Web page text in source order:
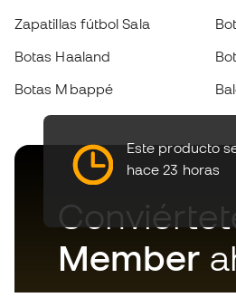
Este producto
hace 23 horas
Zapatillas fútbol Sala
Botas Haaland
Botas Mbappé
Member